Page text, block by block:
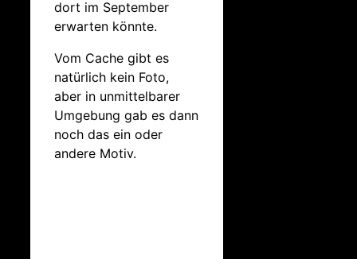
dort im September
erwarten könnte.
Vom Cache gibt es
natürlich kein Foto,
aber in unmittelbarer
Umgebung gab es dann
noch das ein oder
andere Motiv.